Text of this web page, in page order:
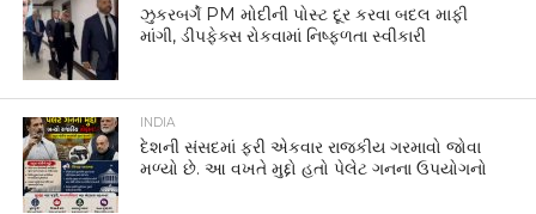
ઝુકરબર્ગે PM મોદીની પોસ્ટ દૂર કરવા બદલ માફી
માંગી, ડીપફેક્સ રોકવામાં નિષ્ફળતા સ્વીકારી
INDIA
દેશની સંસદમાં ફરી એકવાર રાજકીય ગરમાવો જોવા
મળ્યો છે. આ વખતે મુદ્દો હતો પેલેટ ગનના ઉપયોગનો